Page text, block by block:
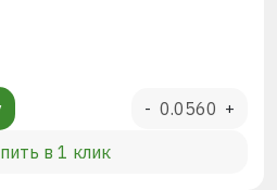
в 1 клик
- +